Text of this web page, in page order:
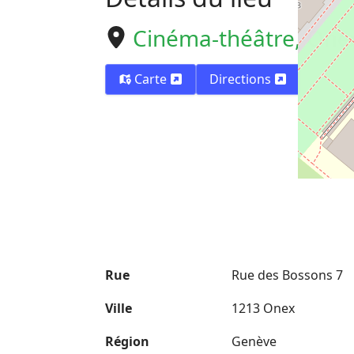
Cinéma-théâtre,
Carte Directions
Rue
Rue des Bossons 7
Ville
1213 Onex
Région
Genève